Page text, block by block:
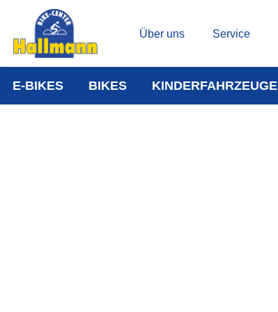
Über uns Service
E-BIKES BIKES KINDERFAHRZEUGE